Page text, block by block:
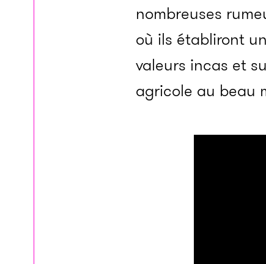
nombreuses
où ils établiront
valeurs incas et
agricole au beau